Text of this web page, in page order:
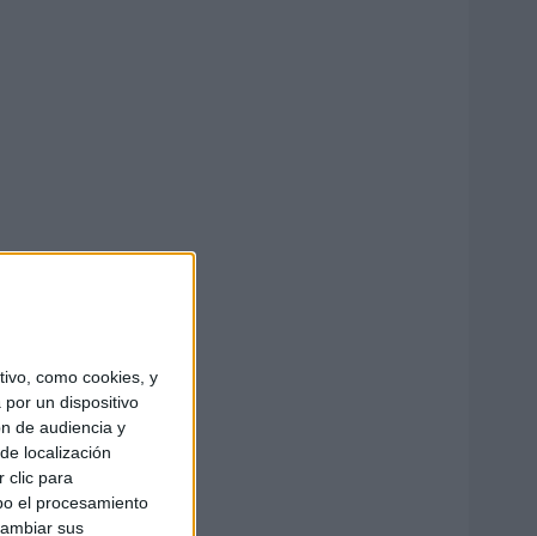
como cookies, y
un dispositivo
de audiencia y
localización
clic para
el procesamiento
sus